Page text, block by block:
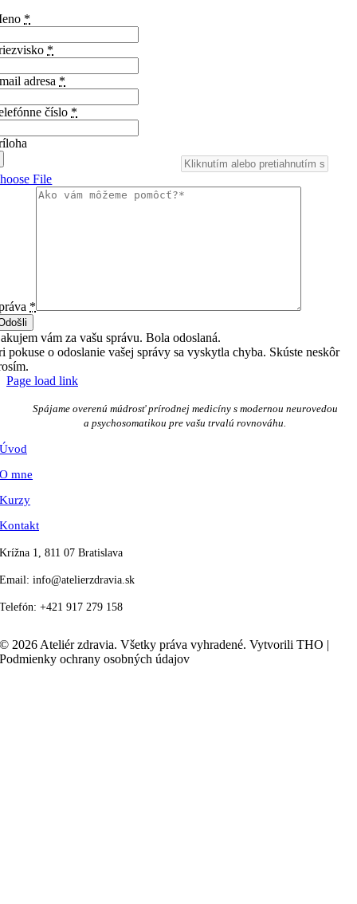
*
*
adresa *
číslo *
File
*
vám za vašu správu. Bola odoslaná.
pokuse o odoslanie vašej správy sa vyskytla chyba. Skúste neskôr
Spájame overenú múdrosť prírodnej medicíny s modernou neurovedou
a psychosomatikou pre vašu trvalú rovnováhu.
Úvod
O mne
Kurzy
Kontakt
Krížna 1, 811 07 Bratislava
Email: info@atelierzdravia.sk
Telefón: +421 917 279 158
© 2026 Ateliér zdravia. Všetky práva vyhradené. Vytvorili THO |
Podmienky ochrany osobných údajov
Page load link